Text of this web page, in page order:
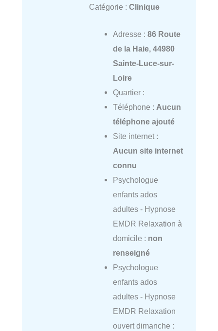
Catégorie : Clinique
Adresse : 86 Route
de la Haie, 44980
Sainte-Luce-sur-
Loire
Quartier :
Téléphone : Aucun
téléphone ajouté
Site internet :
Aucun site internet
connu
Psychologue
enfants ados
adultes - Hypnose
EMDR Relaxation à
domicile : non
renseigné
Psychologue
enfants ados
adultes - Hypnose
EMDR Relaxation
ouvert dimanche :